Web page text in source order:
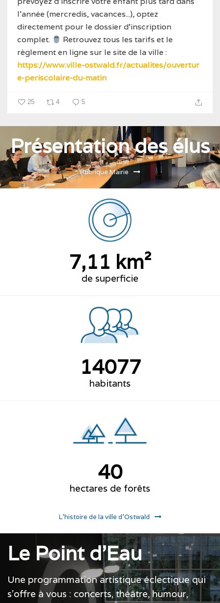
l'année (mercredis, vacances...), optez
directement pour le dossier d'inscription
complet.
Retrouvez tous les tarifs et le
règlement en ligne sur le site de la ville :
https://www.ville-ostwald.fr/actualites/ouvertur
e-periscolaire-du-matin
25 4 5
Présentation des élus
Rubrique Mairie
7,11 km²
de superficie
14077
habitants
40
hectares de forêts
L'histoire de la ville d'Ostwald
Le Point d'Eau
Une programmation artistique éclectique qui
s’offre à vous : concerts, théâtre, humour,